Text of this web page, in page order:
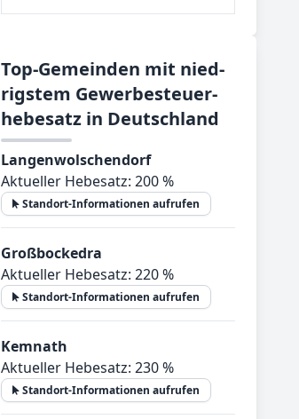
Top-­Ge­mein­den mit nied­
rig­stem Ge­wer­be­steu­er­
he­be­satz in Deutsch­land
Langenwolschendorf
Aktueller Hebesatz: 200 %
Standort-Informationen aufrufen
Großbockedra
Aktueller Hebesatz: 220 %
Standort-Informationen aufrufen
Kemnath
Aktueller Hebesatz: 230 %
Standort-Informationen aufrufen